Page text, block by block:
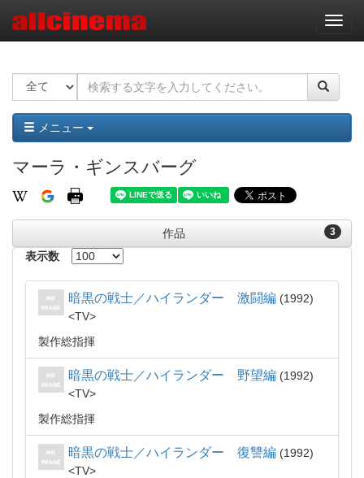
ナ
ビ
ー
ョ
ン
メニュー
マーラ・ギンスバーグ
3
作品
表示数
暗黒の戦士／ハイランダー 激闘編
1992
TV
製作総指揮
暗黒の戦士／ハイランダー 野望編
1992
TV
製作総指揮
暗黒の戦士／ハイランダー 復讐編
1992
TV